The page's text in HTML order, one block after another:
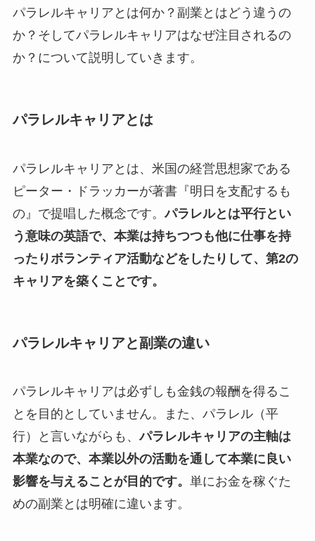
パラレルキャリアとは何か？副業とはどう違うの
か？そしてパラレルキャリアはなぜ注目されるの
か？について説明していきます。
パラレルキャリアとは
パラレルキャリアとは、米国の経営思想家である
ピーター・ドラッカーが著書『明日を支配するも
の』で提唱した概念です。パラレルとは平行とい
う意味の英語で、本業は持ちつつも他に仕事を持
ったりボランティア活動などをしたりして、第2の
キャリアを築くことです。
パラレルキャリアと副業の違い
パラレルキャリアは必ずしも金銭の報酬を得るこ
とを目的としていません。また、パラレル（平
行）と言いながらも、パラレルキャリアの主軸は
本業なので、本業以外の活動を通して本業に良い
影響を与えることが目的です。 単にお金を稼ぐた
めの副業とは明確に違います。